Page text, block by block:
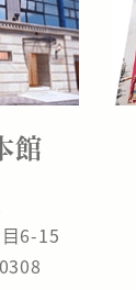
館
6-15